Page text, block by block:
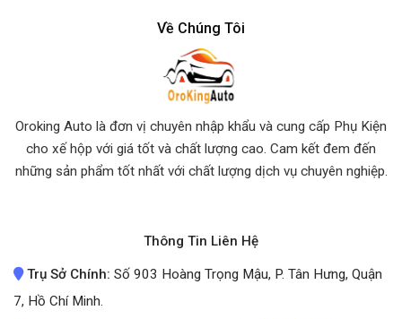
Về Chúng Tôi
Oroking Auto là đơn vị chuyên nhập khẩu và cung cấp Phụ Kiện
cho xế hộp với giá tốt và chất lượng cao. Cam kết đem đến
những sản phẩm tốt nhất với chất lượng dịch vụ chuyên nghiệp.
Thông Tin Liên Hệ
Trụ Sở Chính: Số 903 Hoàng Trọng Mậu, P. Tân Hưng, Quận
7, Hồ Chí Minh.